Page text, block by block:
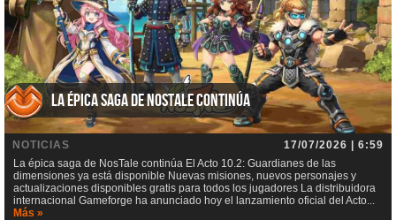
La épica saga de NosTale continúa
NOTICIAS
17/07/2026 | 6:59
La épica saga de NosTale continúa El Acto 10.2: Guardianes de las
dimensiones ya está disponible Nuevas misiones, nuevos personajes y
actualizaciones disponibles gratis para todos los jugadores La distribuidora
internacional Gameforge ha anunciado hoy el lanzamiento oficial del Acto...
Más »